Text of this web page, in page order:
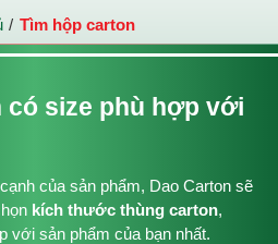
Tìm hộp carton
có size phù hợp với
của sản phẩm, Dao Carton sẽ
kích thước thùng carton,
với sản phẩm của bạn nhất.